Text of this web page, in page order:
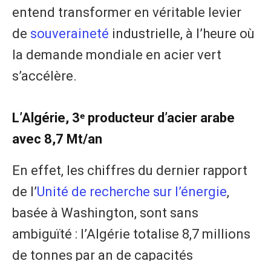
entend transformer en véritable levier
de souveraineté industrielle, à l’heure où
la demande mondiale en acier vert
s’accélère.
L’Algérie, 3ᵉ producteur d’acier arabe
avec 8,7 Mt/an
En effet, les chiffres du dernier rapport
de l’Unité de recherche sur l’énergie,
basée à Washington, sont sans
ambiguïté : l’Algérie totalise 8,7 millions
de tonnes par an de capacités